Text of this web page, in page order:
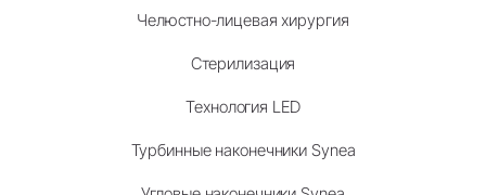
Челюстно-лицевая хирургия
Стерилизация
Технология LED
Турбинные наконечники Synea